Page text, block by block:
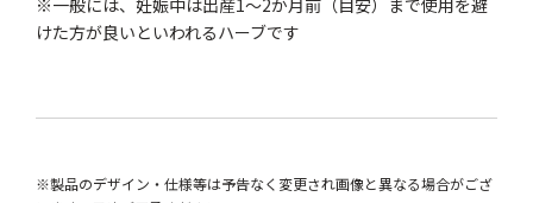
※一般には、妊娠中は出産1～2か月前（目安）まで使用を避
けた方が良いといわれるハーブです
※製品のデザイン・仕様等は予告なく変更され画像と異なる場合がござ